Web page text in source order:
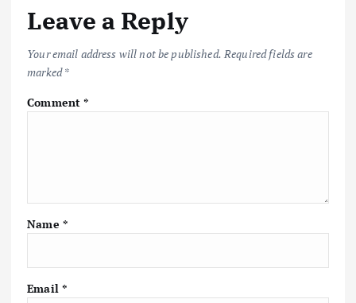
Leave a Reply
Your email address will not be published. Required fields are
marked*
Comment*
Name *
Email *